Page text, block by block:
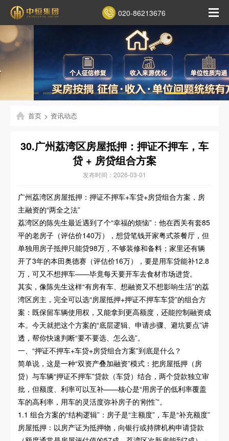
020-86213676
首页 > 资讯动态
30.广州荔湾区房屋抵押：押证不押车，车
贷 + 房贷组合方案
发布时间：2026-03-01
广州荔湾区房屋抵押：押证不押车+车贷+房贷组合方案，房
主融资的“两全之法”
荔湾区的陈先生最近遇到了个“幸福的烦恼”：他在西关有套85
平的老房子（评估价140万），想贷笔钱开家粤式茶餐厅，但
单独用房子抵押只能贷98万，不够装修和备料；家里还有辆
开了3年的本田奥德赛（评估价16万），要是用车贷能补12.8
万，可又不想押车——毕竟每天要开车去食材市场进货。
其实，像陈先生这样“有房有车、想融资又不想影响生活”的荔
湾区房主，完全可以选“房屋抵押+押证不押车车贷”的组合方
案：既保留车辆使用权，又能拿到更高额度，还能控制融资成
本。今天就把这个方案的“底层逻辑、申请步骤、避坑要点”讲
透，帮你快速判断“要不要选、怎么选”。
一、“押证不押车+车贷+房贷组合方案”到底是什么？
简单说，这是一种“双资产叠加融资”模式：把房屋抵押（房
贷）与车辆“押证不押车”贷款（车贷）结合，两个贷款独立审
批，但额度、利率可以互补——核心是“用房子的低利率覆盖
车的高利率，用车的灵活度弥补房子的‘刚性’”。
1.1 组合方案的“结构逻辑”：房子是“主额度”，车是“补充额度”
房屋抵押：以房产证为抵押物，向银行或持牌机构申请贷款